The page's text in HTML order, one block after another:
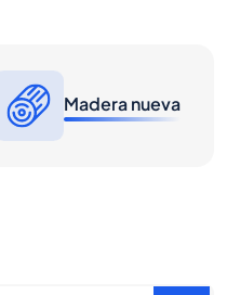
Madera nueva